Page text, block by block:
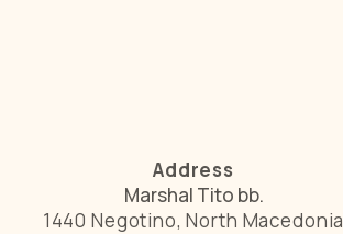
Address
Marshal Tito bb.
1440 Negotino, North Macedonia